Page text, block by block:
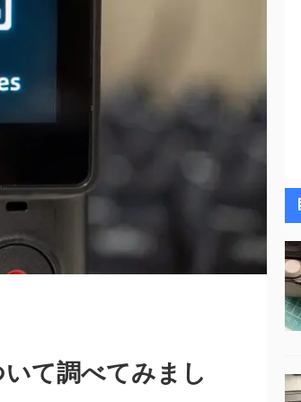
て調べてみまし